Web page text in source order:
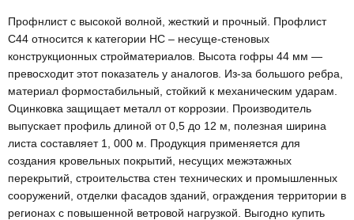
Профнлист с высокой волной, жесткий и прочный. Профлист
С44 относится к категории HC – несуще-стеновых
конструкционных стройматериалов. Высота гофры 44 мм —
превосходит этот показатель у аналогов. Из-за большого ребра,
материал формостабильный, стойкий к механическим ударам.
Оцинковка защищает металл от коррозии. Производитель
выпускает профиль длиной от 0,5 до 12 м, полезная ширина
листа составляет 1, 000 м. Продукция применяется для
создания кровельных покрытий, несущих межэтажных
перекрытий, строительства стен технических и промышленных
сооружений, отделки фасадов зданий, ограждения территории в
регионах с повышенной ветровой нагрузкой. Выгодно купить